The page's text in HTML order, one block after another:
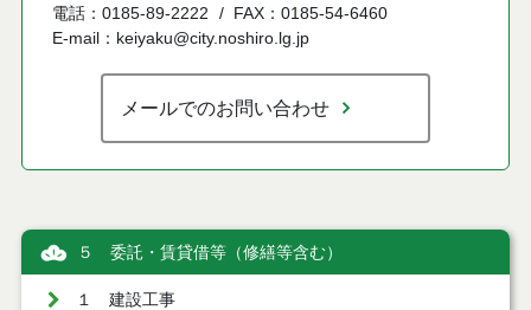
電話：0185-89-2222
FAX：0185-54-6460
E-mail：keiyaku@city.noshiro.lg.jp
メールでのお問い合わせ
５ 委託・賃貸借等（修繕等含む）
１ 建設工事